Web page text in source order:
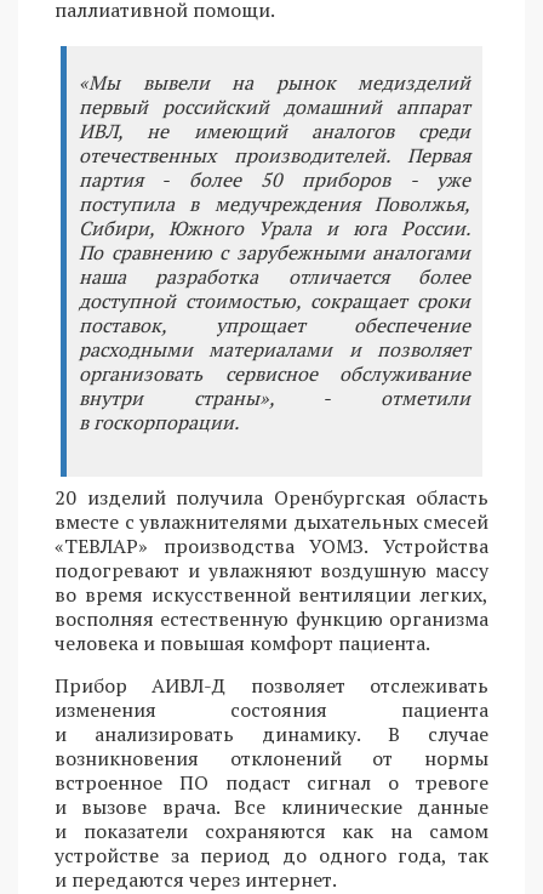
паллиативной помощи.
«Мы вывели на рынок медизделий
первый российский домашний аппарат
ИВЛ, не имеющий аналогов среди
отечественных производителей. Первая
партия - более 50 приборов - уже
поступила в медучреждения Поволжья,
Сибири, Южного Урала и юга России.
По сравнению с зарубежными аналогами
наша разработка отличается более
доступной стоимостью, сокращает сроки
поставок, упрощает обеспечение
расходными материалами и позволяет
организовать сервисное обслуживание
внутри страны», - отметили
в госкорпорации.
20 изделий получила Оренбургская область
вместе с увлажнителями дыхательных смесей
«ТЕВЛАР» производства УОМЗ. Устройства
подогревают и увлажняют воздушную массу
во время искусственной вентиляции легких,
восполняя естественную функцию организма
человека и повышая комфорт пациента.
Прибор АИВЛ-Д позволяет отслеживать
изменения состояния пациента
и анализировать динамику. В случае
возникновения отклонений от нормы
встроенное ПО подаст сигнал о тревоге
и вызове врача. Все клинические данные
и показатели сохраняются как на самом
устройстве за период до одного года, так
и передаются через интернет.